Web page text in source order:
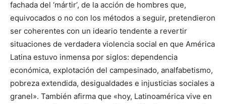
fachada del ‘mártir’, de la acción de hombres que,
equivocados o no con los métodos a seguir, pretendieron
ser coherentes con un ideario tendente a revertir
situaciones de verdadera violencia social en que América
Latina estuvo inmensa por siglos: dependencia
económica, explotación del campesinado, analfabetismo,
pobreza extendida, desigualdades e injusticias sociales a
granel». También afirma que «hoy, Latinoamérica vive en